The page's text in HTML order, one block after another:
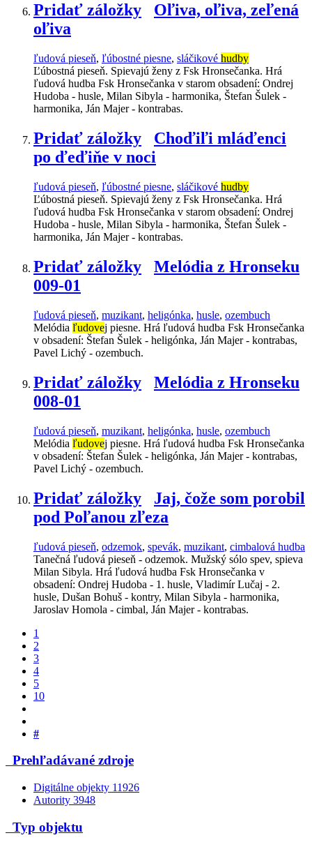
Pridať záložky
Oľiva, oľiva, zeľená
oľiva
ľudová pieseň, ľúbostné piesne, sláčikové hudby
Ľúbostná pieseň. Spievajú ženy z Fsk Hronsečanka. Hrá
ľudová hudba Fsk Hronsečanka v starom obsadení: Ondrej
Hudoba - husle, Milan Sibyla - harmonika, Štefan Šulek -
harmonika, Ján Majer - kontrabas.
Pridať záložky
Choďiľi mláďenci
po ďeďiňe v noci
ľudová pieseň, ľúbostné piesne, sláčikové hudby
Ľúbostná pieseň. Spievajú ženy z Fsk Hronsečanka. Hrá
ľudová hudba Fsk Hronsečanka v starom obsadení: Ondrej
Hudoba - husle, Milan Sibyla - harmonika, Štefan Šulek -
harmonika, Ján Majer - kontrabas.
Pridať záložky
Melódia z Hronseku
009-01
ľudová pieseň, muzikant, heligónka, husle, ozembuch
Melódia ľudovej piesne. Hrá ľudová hudba Fsk Hronsečanka
v obsadení: Štefan Šulek - heligónka, Ján Majer - kontrabas,
Pavel Lichý - ozembuch.
Pridať záložky
Melódia z Hronseku
008-01
ľudová pieseň, muzikant, heligónka, husle, ozembuch
Melódia ľudovej piesne. Hrá ľudová hudba Fsk Hronsečanka
v obsadení: Štefan Šulek - heligónka, Ján Majer - kontrabas,
Pavel Lichý - ozembuch.
Pridať záložky
Jaj, čože som porobil
pod Poľanou zľeza
ľudová pieseň, odzemok, spevák, muzikant, cimbalová hudba
Tanečná ľudová pieseň - odzemok. Mužský sólo spev, spieva
Milan Sibyla. Hrá ľudová hudba Fsk Hronsečanka v
obsadení: Ondrej Hudoba - 1. husle, Vladimír Lučaj - 2.
husle, Dušan Bohuš - kontry, Milan Sibyla - harmonika,
Jaroslav Homola - cimbal, Ján Majer - kontrabas.
1
2
3
4
5
10
#
Prehľadávané zdroje
Digitálne objekty 11926
Autority 3948
Typ objektu